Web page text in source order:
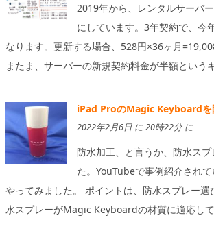
2019年から、レンタルサーバ
にしています。3年契約で、今
なります。更新する場合、528円×36ヶ月
またま、サーバーの新規契約料金が半額という
iPad ProのMagic Keyboardを
2022年2月6日 に 20時22分 に
防水加工、と言うか、防水ス
た。YouTubeで事例紹介され
やってみました。 ポイントは、防水スプレー選
水スプレーがMagic Keyboardの材質に適応し